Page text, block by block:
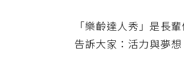
「樂齡達人秀」是長
告訴大家：活力與夢